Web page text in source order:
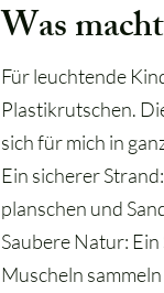
Was
Für leuchtende
Plastikrutschen.
sich für mich in
Ein sicherer
planschen und
Saubere Natur:
Muscheln